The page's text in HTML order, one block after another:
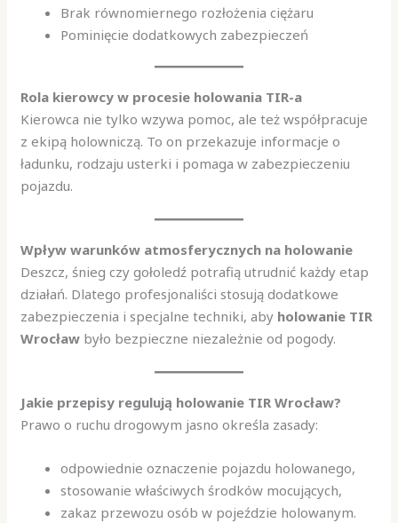
Brak równomiernego rozłożenia ciężaru
Pominięcie dodatkowych zabezpieczeń
Rola kierowcy w procesie holowania TIR-a
Kierowca nie tylko wzywa pomoc, ale też współpracuje
z ekipą holowniczą. To on przekazuje informacje o
ładunku, rodzaju usterki i pomaga w zabezpieczeniu
pojazdu.
Wpływ warunków atmosferycznych na holowanie
Deszcz, śnieg czy gołoledź potrafią utrudnić każdy etap
działań. Dlatego profesjonaliści stosują dodatkowe
zabezpieczenia i specjalne techniki, aby holowanie TIR
Wrocław było bezpieczne niezależnie od pogody.
Jakie przepisy regulują holowanie TIR Wrocław?
Prawo o ruchu drogowym jasno określa zasady:
odpowiednie oznaczenie pojazdu holowanego,
stosowanie właściwych środków mocujących,
zakaz przewozu osób w pojeździe holowanym.